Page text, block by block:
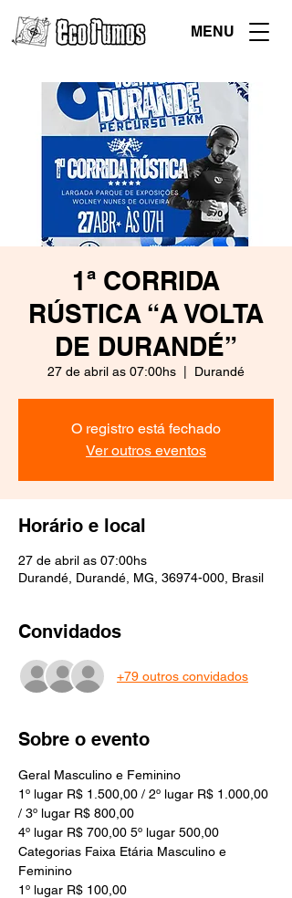
MENU
1ª CORRIDA
RÚSTICA “A VOLTA
DE DURANDÉ”
27 de abril as 07:00hs Durandé
O registro está fechado
Ver outros eventos
Horário e local
27 de abril as 07:00hs
Durandé, Durandé, MG, 36974-000, Brasil
Convidados
+79 outros convidados
Sobre o evento
Geral Masculino e Feminino
1º lugar R$ 1.500,00 / 2º lugar R$ 1.000,00
/ 3º lugar R$ 800,00
4º lugar R$ 700,00 5º lugar 500,00
Categorias Faixa Etária Masculino e
Feminino
1º lugar R$ 100,00